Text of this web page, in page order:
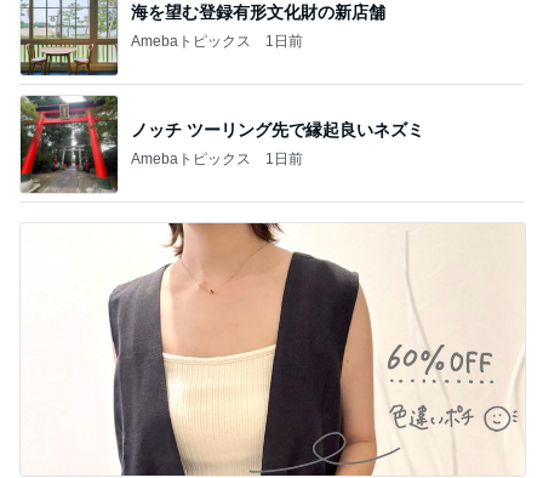
海を望む登録有形文化財の新店舗
Amebaトピックス 1日前
ノッチ ツーリング先で縁起良いネズミ
Amebaトピックス 1日前